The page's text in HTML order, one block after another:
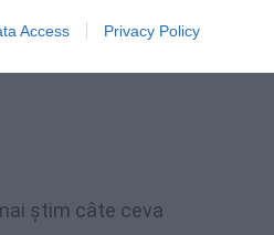
Access Privacy Policy
ştim câte ceva